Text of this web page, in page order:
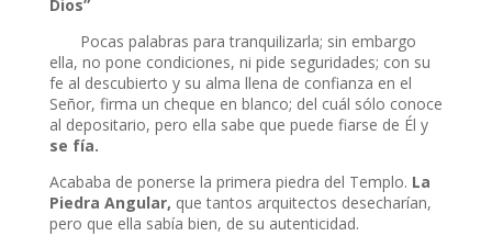
Dios”
Pocas palabras para tranquilizarla; sin embargo
ella, no pone condiciones, ni pide seguridades; con su
fe al descubierto y su alma llena de confianza en el
Señor, firma un cheque en blanco; del cuál sólo conoce
al depositario, pero ella sabe que puede fiarse de Él y
se fía.
Acababa de ponerse la primera piedra del Templo. La
Piedra Angular, que tantos arquitectos desecharían,
pero que ella sabía bien, de su autenticidad.